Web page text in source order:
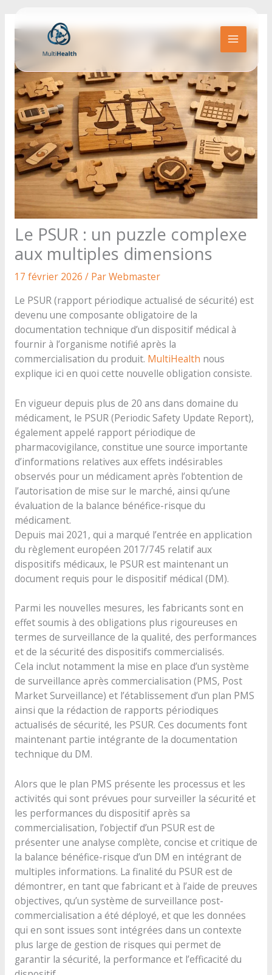
contenu
MAIN
MENU
Le PSUR : un puzzle complexe
aux multiples dimensions
17 février 2026 / ParWebmaster
Le PSUR (rapport périodique actualisé de sécurité) est
devenu une composante obligatoire de la
documentation technique d’un dispositif médical à
fournir à l’organisme notifié après la
commercialisation du produit. MultiHealth nous
explique ici en quoi cette nouvelle obligation consiste.
En vigueur depuis plus de 20 ans dans domaine du
médicament, le PSUR (Periodic Safety Update Report),
également appelé rapport périodique de
pharmacovigilance, constitue une source importante
d’informations relatives aux effets indésirables
observés pour un médicament après l’obtention de
l’autorisation de mise sur le marché, ainsi qu’une
évaluation de la balance bénéfice-risque du
médicament.
Depuis mai 2021, qui a marqué l’entrée en application
du règlement européen 2017/745 relatif aux
dispositifs médicaux, le PSUR est maintenant un
document requis pour le dispositif médical (DM).
Parmi les nouvelles mesures, les fabricants sont en
effet soumis à des obligations plus rigoureuses en
termes de surveillance de la qualité, des performances
et de la sécurité des dispositifs commercialisés.
Cela inclut notamment la mise en place d’un système
de surveillance après commercialisation (PMS, Post
Market Surveillance) et l’établissement d’un plan PMS
ainsi que la rédaction de rapports périodiques
actualisés de sécurité, les PSUR. Ces documents font
maintenant partie intégrante de la documentation
technique du DM.
Alors que le plan PMS présente les processus et les
activités qui sont prévues pour surveiller la sécurité et
les performances du dispositif après sa
commercialisation, l’objectif d’un PSUR est de
présenter une analyse complète, concise et critique de
la balance bénéfice-risque d’un DM en intégrant de
multiples informations. La finalité du PSUR est de
démontrer, en tant que fabricant et à l’aide de preuves
objectives, qu’un système de surveillance post-
commercialisation a été déployé, et que les données
qui en sont issues sont intégrées dans un contexte
plus large de gestion de risques qui permet de
garantir la sécurité, la performance et l’efficacité du